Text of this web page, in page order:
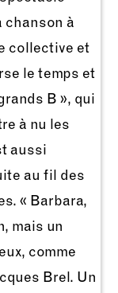
chanson à
collective et
le temps et
B », qui
à nu les
aussi
au fil des
« Barbara,
mais un
comme
Brel. Un